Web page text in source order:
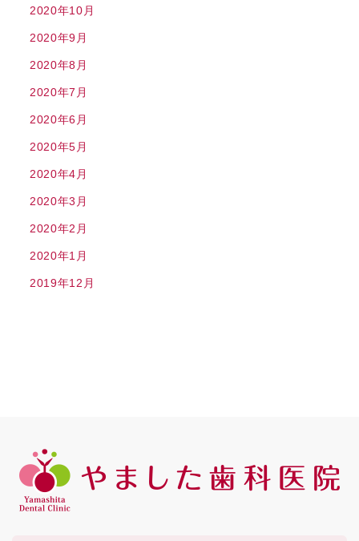
2020年10月
2020年9月
2020年8月
2020年7月
2020年6月
2020年5月
2020年4月
2020年3月
2020年2月
2020年1月
2019年12月